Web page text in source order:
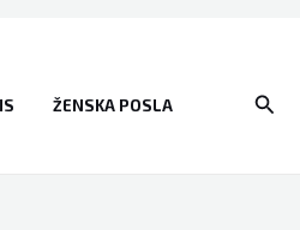
ŽENSKA POSLA